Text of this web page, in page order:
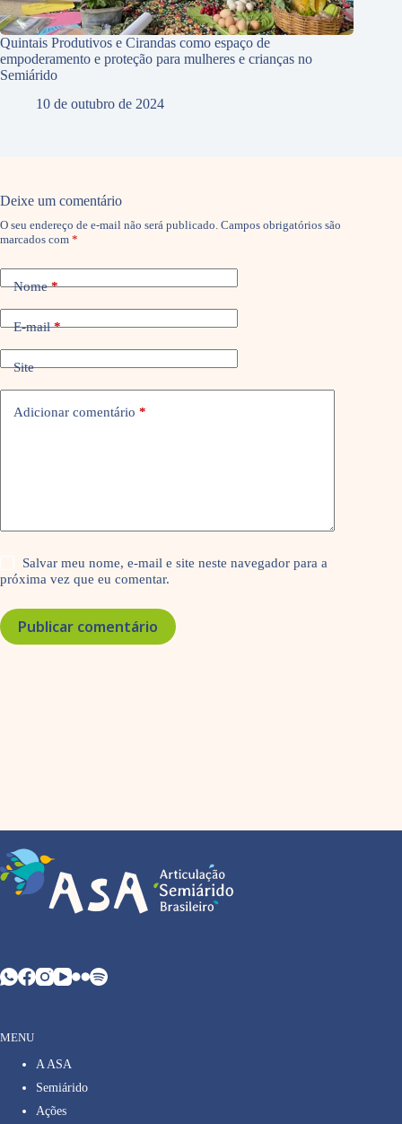
Quintais Produtivos e Cirandas como espaço de
empoderamento e proteção para mulheres e crianças no
Semiárido
10 de outubro de 2024
Deixe um comentário
O seu endereço de e-mail não será publicado. Campos obrigatórios são
marcados com *
Nome*
E-mail*
Site
Adicionar comentário *
Salvar meu nome, e-mail e site neste navegador para a
próxima vez que eu comentar.
Publicar comentário
MENU
A ASA
Semiárido
Ações